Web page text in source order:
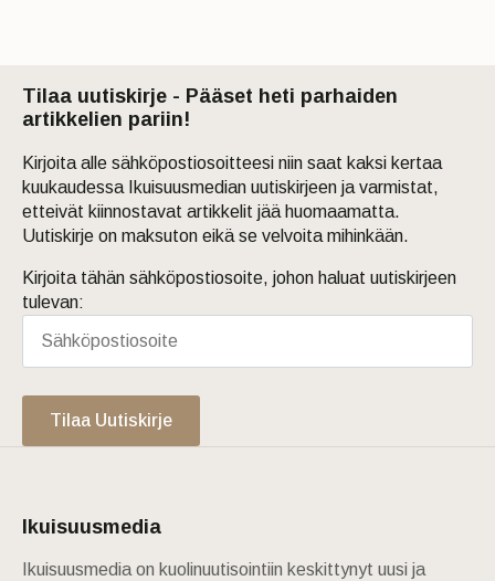
Tilaa uutiskirje - Pääset heti parhaiden
artikkelien pariin!
Kirjoita alle sähköpostiosoitteesi niin saat kaksi kertaa
kuukaudessa Ikuisuusmedian uutiskirjeen ja varmistat,
etteivät kiinnostavat artikkelit jää huomaamatta.
Uutiskirje on maksuton eikä se velvoita mihinkään.
Kirjoita tähän sähköpostiosoite, johon haluat uutiskirjeen
tulevan:
Tilaa Uutiskirje
Ikuisuusmedia
Ikuisuusmedia on kuolinuutisointiin keskittynyt uusi ja